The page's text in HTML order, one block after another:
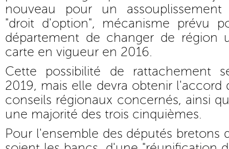
nouveau pour un assouplissement
"droit d'option", mécanisme prévu
département de changer de région
carte en vigueur en 2016.
Cette possibilité de rattachement
2019, mais elle devra obtenir l'accord
conseils régionaux concernés, ainsi
une majorité des trois cinquièmes.
Pour l'ensemble des députés bretons